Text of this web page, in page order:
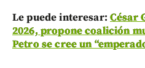
Le puede interesar: César
2026, propone coalición
Petro se cree un